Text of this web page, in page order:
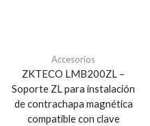
Accesorios
ZKTECO LMB200ZL –
Soporte ZL para instalación
de contrachapa magnética
compatible con clave